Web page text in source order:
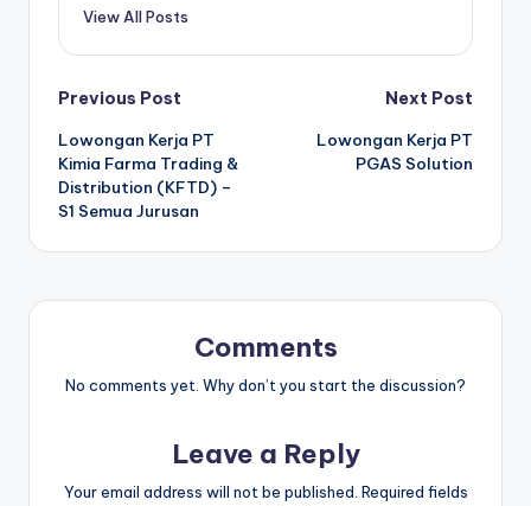
View All Posts
Post
navigation
Previous Post
Lowongan Kerja PT
Kimia Farma Trading &
Distribution (KFTD) –
S1 Semua Jurusan
Next Post
Lowongan Kerja PT
PGAS Solution
Comments
No comments yet. Why don’t you start the discussion?
Leave a Reply
Your email address will not be published. Required fields